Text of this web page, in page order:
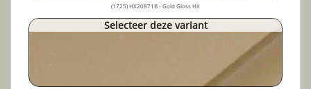
(1725) HX20871B - Gold Gloss HX
Selecteer deze variant